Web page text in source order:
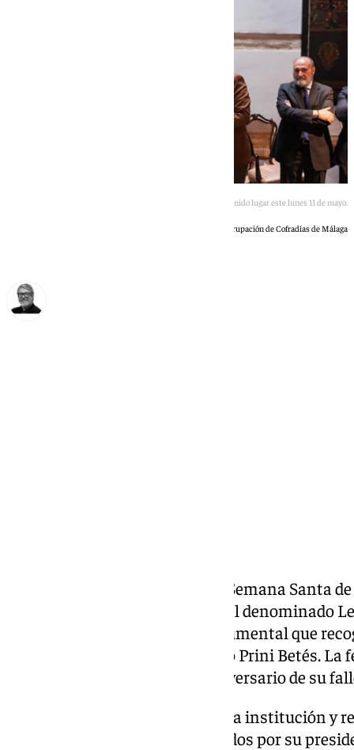
La formalización de este depósito ha tenido lugar este lunes 11 de mayo.
Agrupación de Cofradías de Málaga
La Agrupación de Cofradías de Semana Santa
lunes, 11 de mayo, el depósito del denominado
extenso archivo artístico y documental que
diseñador malagueño Fernando Prini Betés. La
exactamente con el primer aniversario de su
El acto tuvo lugar en la sede de la institución y
la Junta de Gobierno, encabezados por su